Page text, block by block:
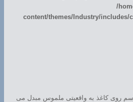
/
content/themes/Industry/includes/
روی کاغذ به واقعیتی ملموس مبدل می